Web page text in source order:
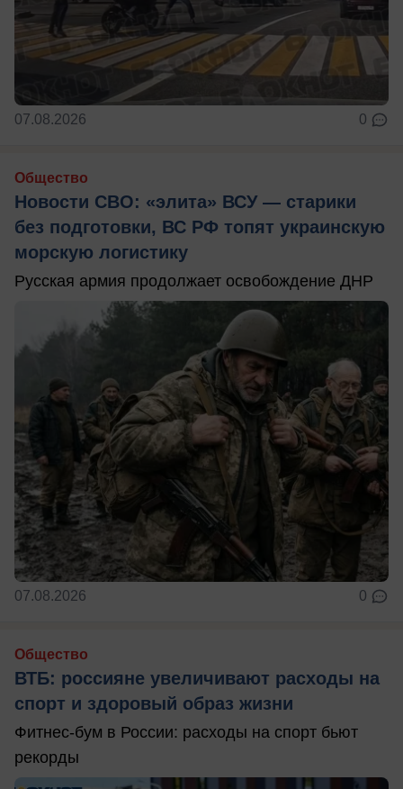
07.08.2026 0
Общество
Новости СВО: «элита» ВСУ — старики
без подготовки, ВС РФ топят украинскую
морскую логистику
Русская армия продолжает освобождение ДНР
07.08.2026 0
Общество
ВТБ: россияне увеличивают расходы на
спорт и здоровый образ жизни
Фитнес-бум в России: расходы на спорт бьют
рекорды